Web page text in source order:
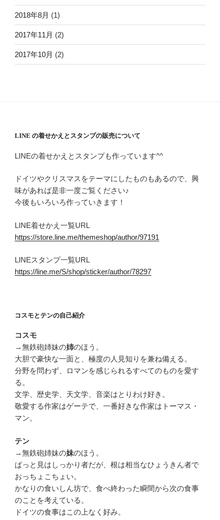
2018年8月 (1)
2017年11月 (2)
2017年10月 (2)
LINE の着せかえとスタンプの販売について
LINEの着せかえとスタンプも作っています^^
ドイツやクリスマスをテーマにしたものもあるので、興
味があれば是非一度ご覧ください♪
今後もいろいろ作っていきます！
LINE着せかえ一覧URL
https://store.line.me/themeshop/author/97191
LINEスタンプ一覧URL
https://line.me/S/shop/sticker/author/78297
コスモとテンの自己紹介
コスモ
→無鉄砲姉妹の姉のほう。
大胆で豪快な一面と、極度の人見知りを兼ね備える。
分野を問わず、ロマンを感じられるすべてのものを愛す
る。
文学、歴史学、天文学、音楽はとりわけ好き。
敬愛する作家はゲーテで、一番好きな作家はトーマス・
マン。
テン
→無鉄砲姉妹の妹のほう。
ぱっと見はしっかり者だが、根は相当なひょうきん者で
おっちょこちょい。
かなりの食いしん坊で、食べ終わった瞬間から次の食事
のことを考えている。
ドイツの食事はこの上なく好み。